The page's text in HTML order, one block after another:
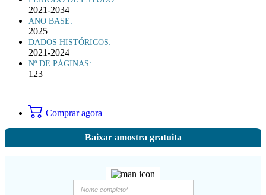
2021-2034
ANO BASE:
2025
DADOS HISTÓRICOS:
2021-2024
Nº DE PÁGINAS:
123
Comprar agora
Baixar amostra gratuita